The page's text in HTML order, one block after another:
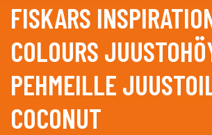
FISKARS
COLOURS
PEHMEILLE
COCONUT